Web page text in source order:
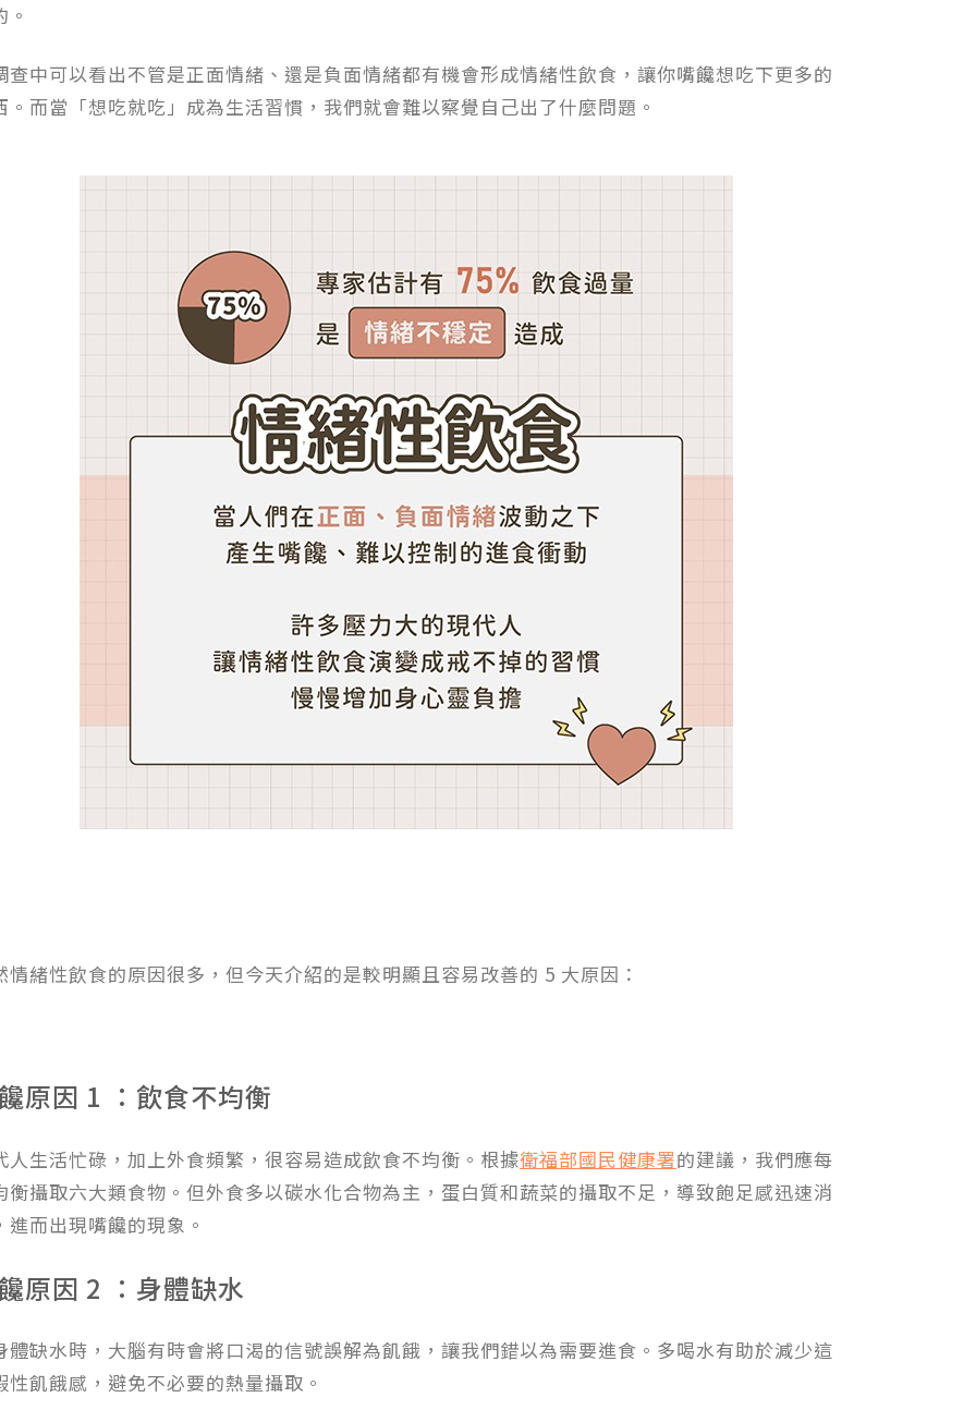
查中可以看出不管是正面情緒、還是負面情緒都有機會形成情緒性飲食，讓你嘴饞想吃下更多的
。而當「想吃就吃」成為生活習慣，我們就會難以察覺自己出了什麼問題。
情緒性飲食的原因很多，但今天介紹的是較明顯且容易改善的 5 大原因：
原因 1 ：飲食不均衡
人生活忙碌，加上外食頻繁，很容易造成飲食不均衡。根據衛福部國民健康署的建議，我們應每
衡攝取六大類食物。但外食多以碳水化合物為主，蛋白質和蔬菜的攝取不足，導致飽足感迅速消
進而出現嘴饞的現象。
原因 2 ：身體缺水
體缺水時，大腦有時會將口渴的信號誤解為飢餓，讓我們錯以為需要進食。多喝水有助於減少這
性飢餓感，避免不必要的熱量攝取。